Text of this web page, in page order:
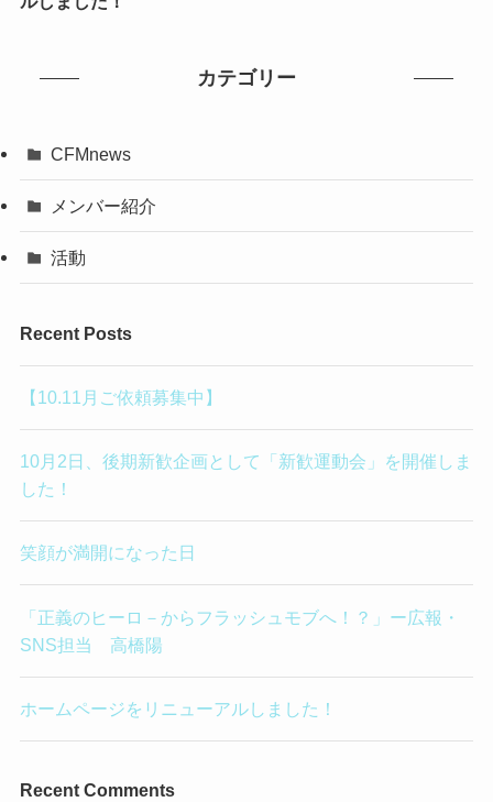
カテゴリー
CFMnews
メンバー紹介
活動
Recent Posts
【10.11月ご依頼募集中】
10月2日、後期新歓企画として「新歓運動会」を開催しま
した！
笑顔が満開になった日
「正義のヒーロ－からフラッシュモブへ！？」ー広報・
SNS担当 高橋陽
ホームページをリニューアルしました！
Recent Comments